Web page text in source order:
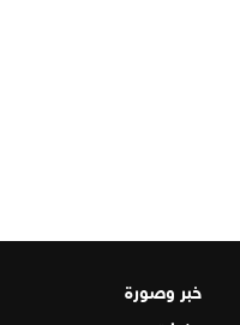
خبر وصورة